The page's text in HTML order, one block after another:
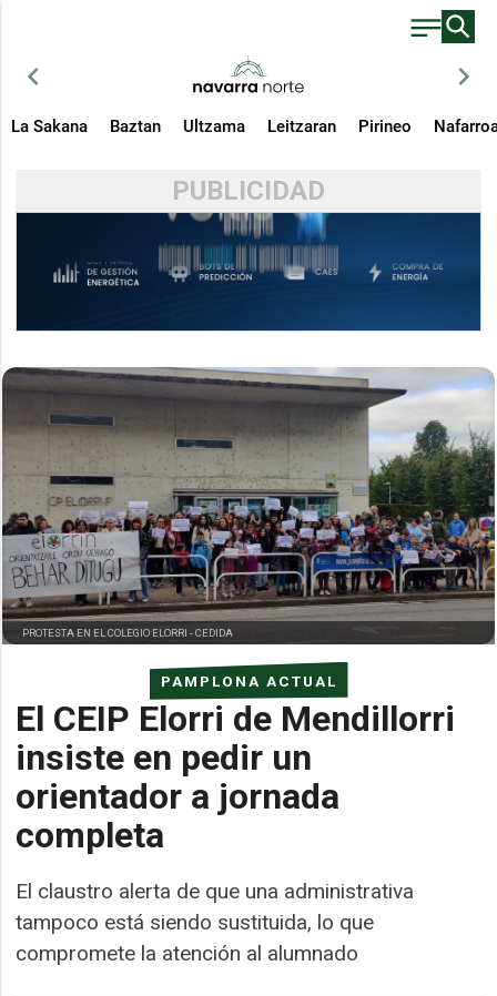
chevron_left chevron_right
La Sakana Baztan Ultzama Leitzaran Pirineo
PUBLICIDAD
PAMPLONA ACTUAL
El CEIP Elorri de Mendillorri
insiste en pedir un
orientador a jornada
completa
El claustro alerta de que una administrativa
tampoco está siendo sustituida, lo que
compromete la atención al alumnado
PROTESTA EN EL COLEGIO ELORRI -CEDIDA